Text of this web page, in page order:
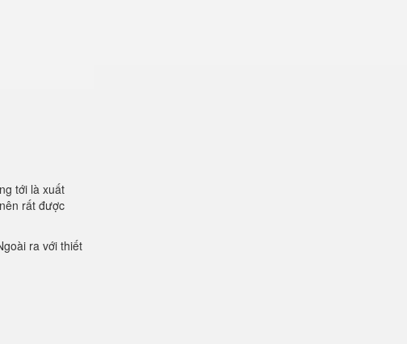
tới là xuất
rất được
ra với thiết